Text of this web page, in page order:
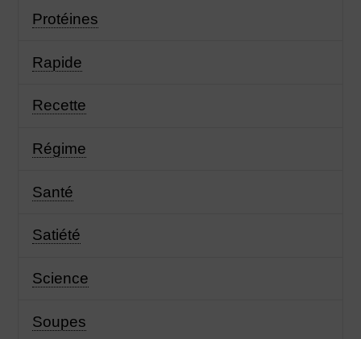
Protéines
Rapide
Recette
Régime
Santé
Satiété
Science
Soupes